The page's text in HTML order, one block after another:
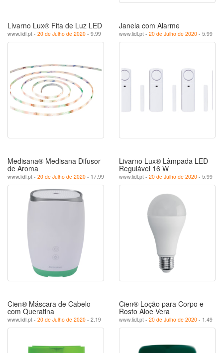
Livarno Lux® Fita de Luz LED
www.lidl.pt - 20 de Julho de 2020 - 9.99
Janela com Alarme
www.lidl.pt - 20 de Julho de 2020 - 5.99
Medisana® Medisana Difusor
de Aroma
www.lidl.pt - 20 de Julho de 2020 - 17.99
Livarno Lux® Lâmpada LED
Regulável 16 W
www.lidl.pt - 20 de Julho de 2020 - 5.99
Cien® Máscara de Cabelo
com Queratina
www.lidl.pt - 20 de Julho de 2020 - 2.19
Cien® Loção para Corpo e
Rosto Aloe Vera
www.lidl.pt - 20 de Julho de 2020 - 1.49